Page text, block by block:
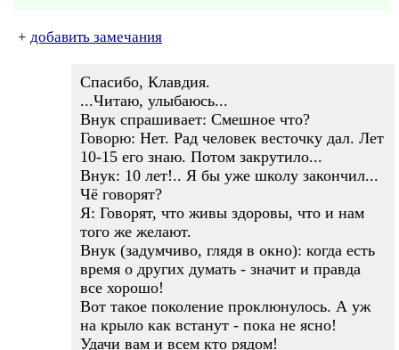
+ добавить замечания
Спасибо, Клавдия.
...Читаю, улыбаюсь...
Внук спрашивает: Смешное что?
Говорю: Нет. Рад человек весточку дал. Лет
10-15 его знаю. Потом закрутило...
Внук: 10 лет!.. Я бы уже школу закончил...
Чё говорят?
Я: Говорят, что живы здоровы, что и нам
того же желают.
Внук (задумчиво, глядя в окно): когда есть
время о других думать - значит и правда
все хорошо!
Вот такое поколение проклюнулось. А уж
на крыло как встанут - пока не ясно!
Удачи вам и всем кто рядом!